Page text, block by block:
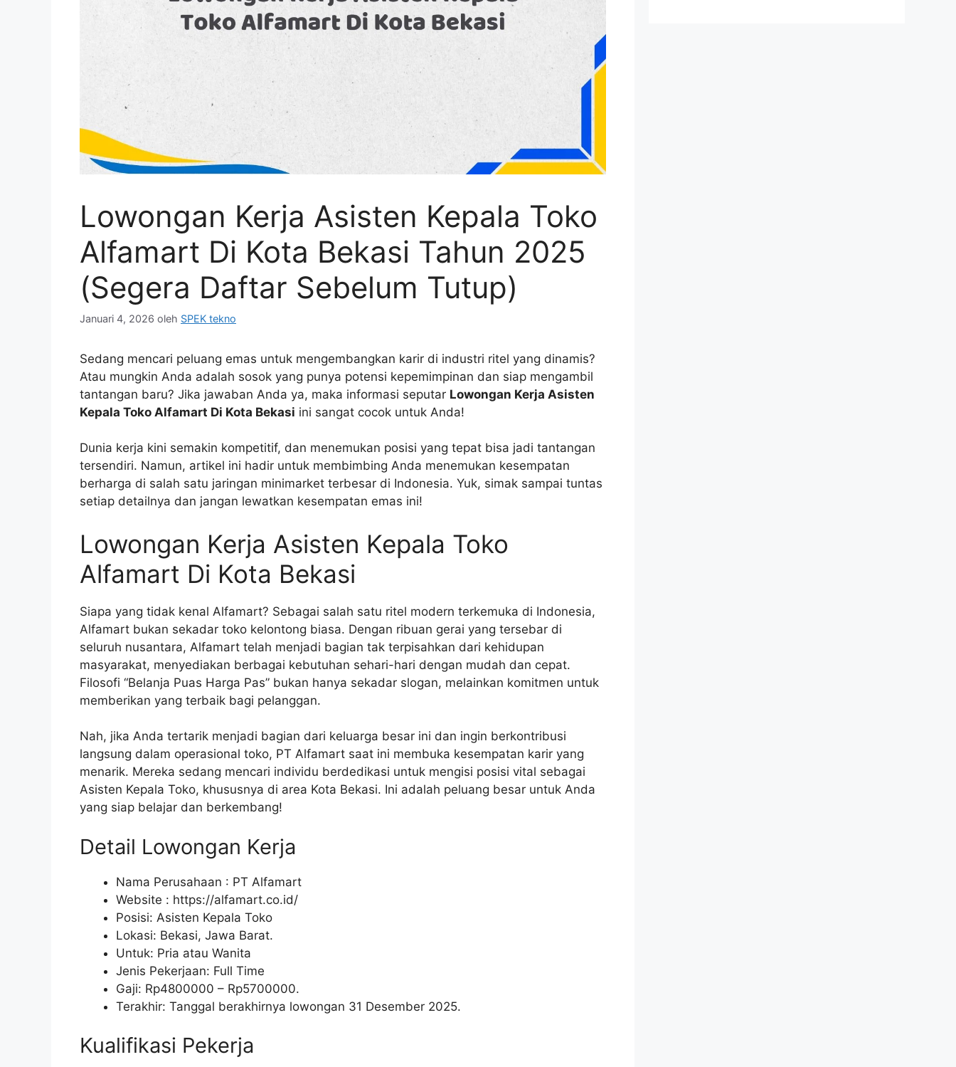
Lowongan Kerja Asisten Kepala Toko
Alfamart Di Kota Bekasi Tahun 2025
(Segera Daftar Sebelum Tutup)
Januari 4, 2026 oleh SPEK tekno
Sedang mencari peluang emas untuk mengembangkan karir di industri ritel yang dinamis?
Atau mungkin Anda adalah sosok yang punya potensi kepemimpinan dan siap mengambil
tantangan baru? Jika jawaban Anda ya, maka informasi seputar Lowongan Kerja Asisten
Kepala Toko Alfamart Di Kota Bekasi ini sangat cocok untuk Anda!
Dunia kerja kini semakin kompetitif, dan menemukan posisi yang tepat bisa jadi tantangan
tersendiri. Namun, artikel ini hadir untuk membimbing Anda menemukan kesempatan
berharga di salah satu jaringan minimarket terbesar di Indonesia. Yuk, simak sampai tuntas
setiap detailnya dan jangan lewatkan kesempatan emas ini!
Lowongan Kerja Asisten Kepala Toko
Alfamart Di Kota Bekasi
Siapa yang tidak kenal Alfamart? Sebagai salah satu ritel modern terkemuka di Indonesia,
Alfamart bukan sekadar toko kelontong biasa. Dengan ribuan gerai yang tersebar di
seluruh nusantara, Alfamart telah menjadi bagian tak terpisahkan dari kehidupan
masyarakat, menyediakan berbagai kebutuhan sehari-hari dengan mudah dan cepat.
Filosofi “Belanja Puas Harga Pas” bukan hanya sekadar slogan, melainkan komitmen untuk
memberikan yang terbaik bagi pelanggan.
Nah, jika Anda tertarik menjadi bagian dari keluarga besar ini dan ingin berkontribusi
langsung dalam operasional toko, PT Alfamart saat ini membuka kesempatan karir yang
menarik. Mereka sedang mencari individu berdedikasi untuk mengisi posisi vital sebagai
Asisten Kepala Toko, khususnya di area Kota Bekasi. Ini adalah peluang besar untuk Anda
yang siap belajar dan berkembang!
Detail Lowongan Kerja
Nama Perusahaan : PT Alfamart
Website : https://alfamart.co.id/
Posisi: Asisten Kepala Toko
Lokasi: Bekasi, Jawa Barat.
Untuk: Pria atau Wanita
Jenis Pekerjaan: Full Time
Gaji: Rp4800000 – Rp5700000.
Terakhir: Tanggal berakhirnya lowongan 31 Desember 2025.
Kualifikasi Pekerja